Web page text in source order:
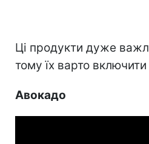
Ці продукти дуже
тому їх варто включити
Авокадо